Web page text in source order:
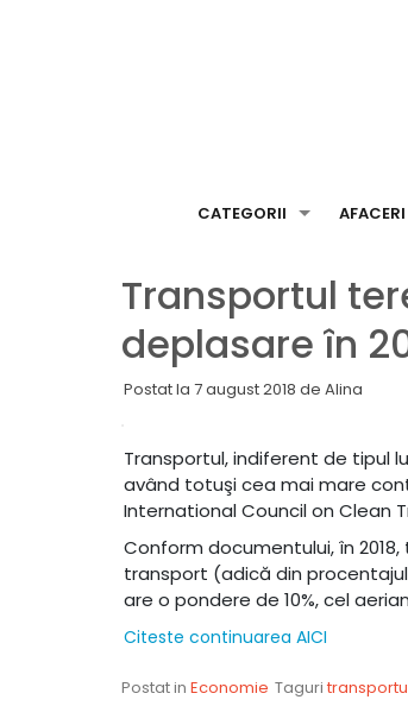
CATEGORII AFACERI
Transportul
deplasare în
Postat la 7 august 2018 de Alina
Transportul, indiferent de tipul
având totuşi cea mai mare
International Council on Clean
Conform documentului, în
transport (adică din
are o pondere de 10%, cel
Citeste continuarea AICI
Postat in Economie Taguri